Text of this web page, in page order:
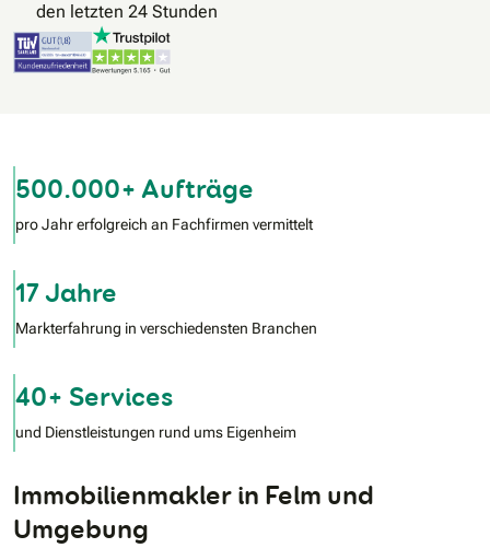
den letzten 24 Stunden
500.000+ Aufträge
pro Jahr erfolgreich an Fachfirmen vermittelt
17 Jahre
Markterfahrung in verschiedensten Branchen
40+ Services
und Dienstleistungen rund ums Eigenheim
Immobilienmakler in Felm und
Umgebung